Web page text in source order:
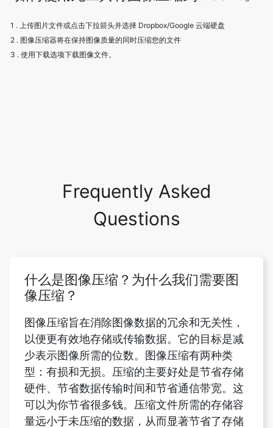
3 . 使用下载选项下载图像文件。
什么是图像压缩？为什么我们需要图
图像压缩旨在消除图像数据的冗余和无关性，
以便更有效地存储或传输数据。它的目标是减
少表示图像所需的位数。图像压缩有两种类
型：有损和无损。压缩的主要好处是节省存储
硬件、节省数据传输时间和节省通信带宽。这
可以为你节省很多钱。压缩文件所需的存储容
量远小于未压缩的数据，从而显著节省了存储
成本。